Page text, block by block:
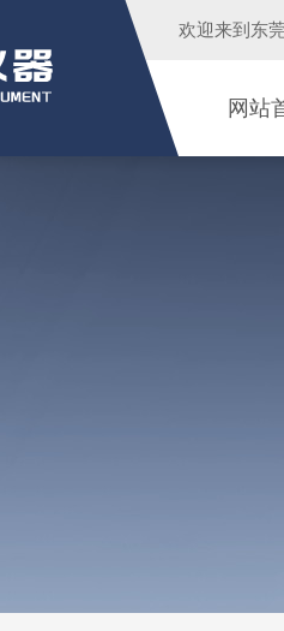
欢迎来到 东
网站